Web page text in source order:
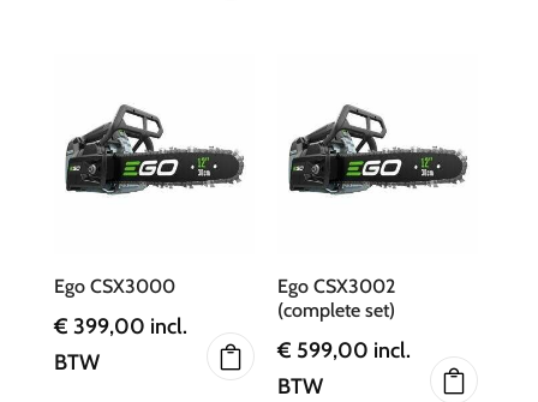
Ego CSX3000
€ 399,00 incl.
BTW
Ego CSX3002
(complete set)
€ 599,00 incl.
BTW